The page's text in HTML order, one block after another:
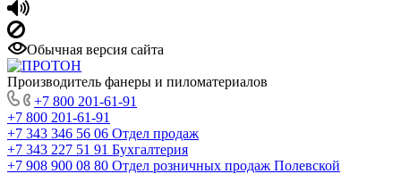
Обычная версия сайта
Производитель фанеры и пиломатериалов
+7 800 201-61-91
+7 800 201-61-91
+7 343 346 56 06 Отдел продаж
+7 343 227 51 91 Бухгалтерия
+7 908 900 08 80 Отдел розничных продаж Полевской